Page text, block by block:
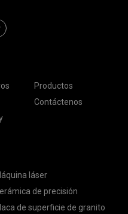
Productos
Contáctenos
láser
de precisión
de superficie de granito